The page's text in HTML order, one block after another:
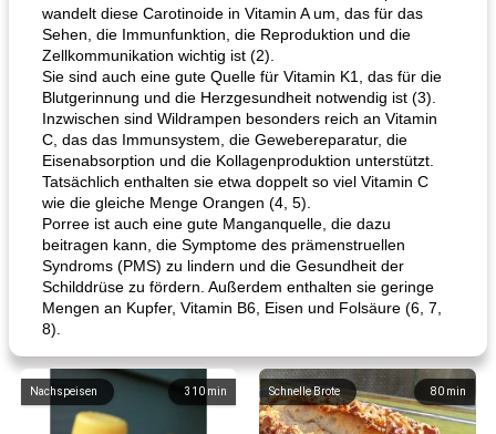
wandelt diese Carotinoide in Vitamin A um, das für das
Sehen, die Immunfunktion, die Reproduktion und die
Zellkommunikation wichtig ist (2).
Sie sind auch eine gute Quelle für Vitamin K1, das für die
Blutgerinnung und die Herzgesundheit notwendig ist (3).
Inzwischen sind Wildrampen besonders reich an Vitamin
C, das das Immunsystem, die Gewebereparatur, die
Eisenabsorption und die Kollagenproduktion unterstützt.
Tatsächlich enthalten sie etwa doppelt so viel Vitamin C
wie die gleiche Menge Orangen (4, 5).
Porree ist auch eine gute Manganquelle, die dazu
beitragen kann, die Symptome des prämenstruellen
Syndroms (PMS) zu lindern und die Gesundheit der
Schilddrüse zu fördern. Außerdem enthalten sie geringe
Mengen an Kupfer, Vitamin B6, Eisen und Folsäure (6, 7,
8).
310 min
Nachspeisen 80 min
Schnelle Brote